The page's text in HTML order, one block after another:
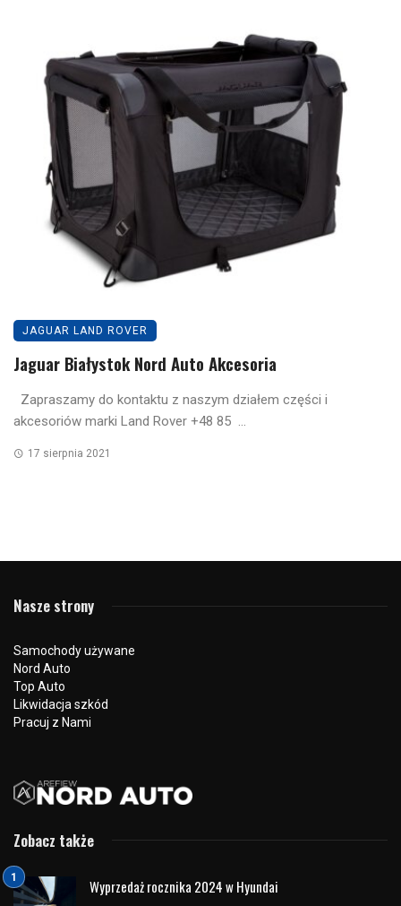
JAGUAR LAND ROVER
Jaguar Białystok Nord Auto Akcesoria
Zapraszamy do kontaktu z naszym działem części i
akcesoriów marki Land Rover +48 85 ...
17 sierpnia 2021
Nasze strony
Samochody używane
Nord Auto
Top Auto
Likwidacja szkód
Pracuj z Nami
Zobacz także
Wyprzedaż rocznika 2024 w Hyundai